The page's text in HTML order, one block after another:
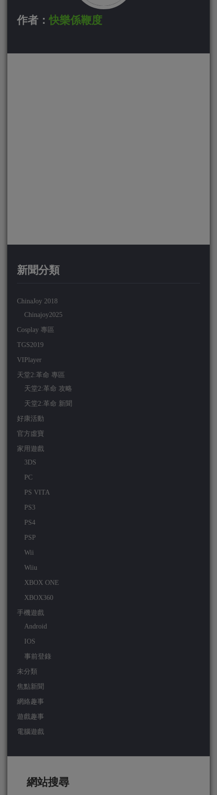
作者：快樂係鞭度
新聞分類
ChinaJoy 2018
Chinajoy2025
Cosplay 專區
TGS2019
VIPlayer
天堂2:革命 專區
天堂2:革命 攻略
天堂2:革命 新聞
好康活動
官方虛寶
家用遊戲
3DS
PC
PS VITA
PS3
PS4
PSP
Wii
Wiiu
XBOX ONE
XBOX360
手機遊戲
Android
IOS
事前登錄
未分類
焦點新聞
網絡趣事
遊戲趣事
電腦遊戲
網站搜尋